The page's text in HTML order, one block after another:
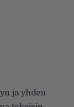
ja yhden